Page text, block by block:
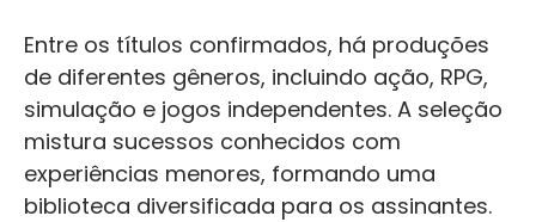
Entre os títulos confirmados, há produções
de diferentes gêneros, incluindo ação, RPG,
simulação e jogos independentes. A seleção
mistura sucessos conhecidos com
experiências menores, formando uma
biblioteca diversificada para os assinantes.